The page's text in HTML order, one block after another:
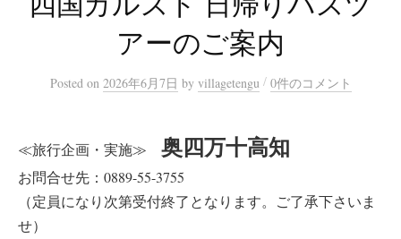
アーのご案内
Posted on 2026年6月7日 by villagetengu / 0件のコメント
≪旅行企画・実施≫ 奥四万十高知
お問合せ先：0889-55-3755
（定員になり次第受付終了となります。ご了承下さいま
せ）